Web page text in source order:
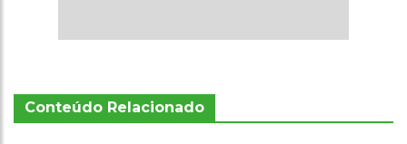
Conteúdo Relacionado